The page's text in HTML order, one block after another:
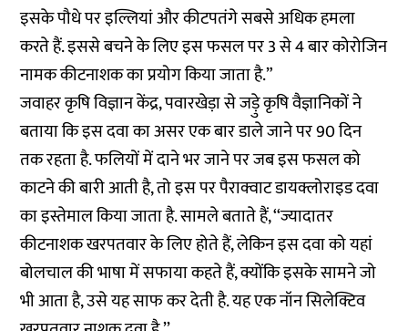
इसके पौधे पर इल्लियां और कीटपतंगे सबसे अधिक हमला
करते हैं. इससे बचने के लिए इस फसल पर 3 से 4 बार कोरोजिन
नामक कीटनाशक का प्रयोग किया जाता है.”
जवाहर कृषि विज्ञान केंद्र, पवारखेड़ा से जड़ेु कृषि वैज्ञानिकों ने
बताया कि इस दवा का असर एक बार डाले जाने पर 90 दिन
तक रहता है. फलियों में दाने भर जाने पर जब इस फसल को
काटने की बारी आती है, तो इस पर पैराक्वाट डायक्लोराइड दवा
का इस्तेमाल किया जाता है. सामले बताते हैं, ‘‘ज्यादातर
कीटनाशक खरपतवार के लिए होते हैं, लेकिन इस दवा को यहां
बोलचाल की भाषा में सफाया कहते हैं, क्योंकि इसके सामने जो
भी आता है, उसे यह साफ कर देती है. यह एक नॉन सिलेक्टिव